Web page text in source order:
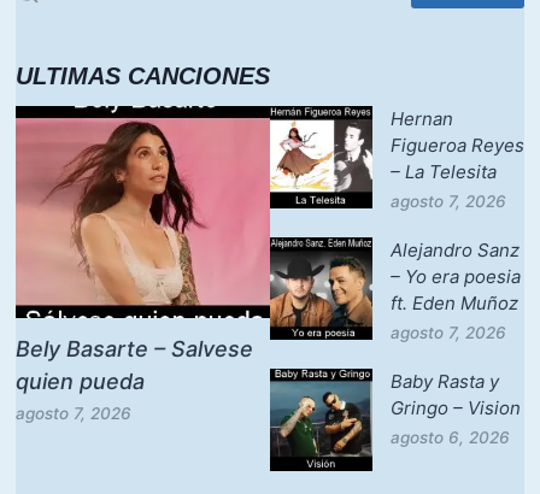
ULTIMAS CANCIONES
Bely Basarte – Salvese
quien pueda
agosto 7, 2026
Hernan
Figueroa Reyes
– La Telesita
agosto 7, 2026
Alejandro Sanz
– Yo era poesia
ft. Eden Muñoz
agosto 7, 2026
Baby Rasta y
Gringo – Vision
agosto 6, 2026